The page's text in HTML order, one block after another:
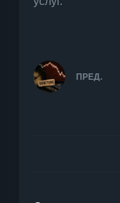
ПРЕД.